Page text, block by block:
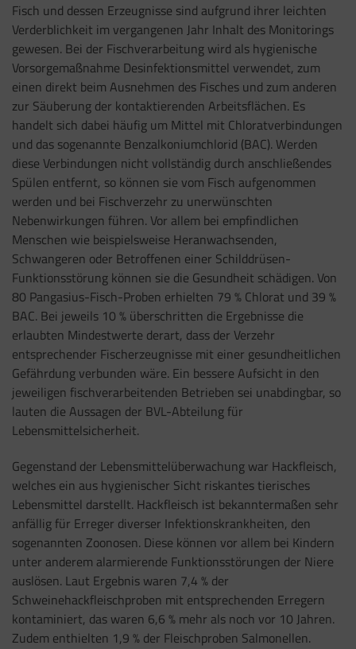
Fisch und dessen Erzeugnisse sind aufgrund ihrer leichten
Verderblichkeit im vergangenen Jahr Inhalt des Monitorings
gewesen. Bei der Fischverarbeitung wird als hygienische
Vorsorgemaßnahme Desinfektionsmittel verwendet, zum
einen direkt beim Ausnehmen des Fisches und zum anderen
zur Säuberung der kontaktierenden Arbeitsflächen. Es
handelt sich dabei häufig um Mittel mit Chloratverbindungen
und das sogenannte Benzalkoniumchlorid (BAC). Werden
diese Verbindungen nicht vollständig durch anschließendes
Spülen entfernt, so können sie vom Fisch aufgenommen
werden und bei Fischverzehr zu unerwünschten
Nebenwirkungen führen. Vor allem bei empfindlichen
Menschen wie beispielsweise Heranwachsenden,
Schwangeren oder Betroffenen einer Schilddrüsen-
Funktionsstörung können sie die Gesundheit schädigen. Von
80 Pangasius-Fisch-Proben erhielten 79 % Chlorat und 39 %
BAC. Bei jeweils 10 % überschritten die Ergebnisse die
erlaubten Mindestwerte derart, dass der Verzehr
entsprechender Fischerzeugnisse mit einer gesundheitlichen
Gefährdung verbunden wäre. Ein bessere Aufsicht in den
jeweiligen fischverarbeitenden Betrieben sei unabdingbar, so
lauten die Aussagen der BVL-Abteilung für
Lebensmittelsicherheit.
Gegenstand der Lebensmittelüberwachung war Hackfleisch,
welches ein aus hygienischer Sicht riskantes tierisches
Lebensmittel darstellt. Hackfleisch ist bekanntermaßen sehr
anfällig für Erreger diverser Infektionskrankheiten, den
sogenannten Zoonosen. Diese können vor allem bei Kindern
unter anderem alarmierende Funktionsstörungen der Niere
auslösen. Laut Ergebnis waren 7,4 % der
Schweinehackfleischproben mit entsprechenden Erregern
kontaminiert, das waren 6,6 % mehr als noch vor 10 Jahren.
Zudem enthielten 1,9 % der Fleischproben Salmonellen.